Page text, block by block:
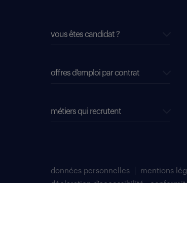
vous êtes candidat ?
offres d'emploi par contrat
métiers qui recrutent
données personnelles mentions
déclaration d'accessibilité :